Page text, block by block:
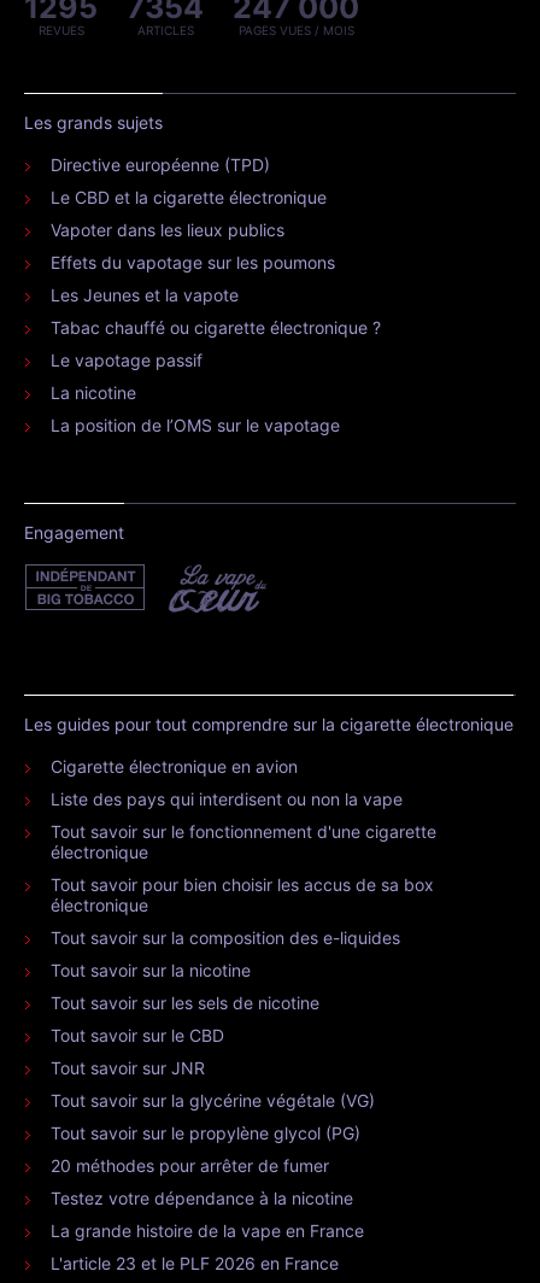
REVUES ARTICLES PAGES VUES / MOIS
Les grands sujets
Directive européenne (TPD)
Le CBD et la cigarette électronique
Vapoter dans les lieux publics
Effets du vapotage sur les poumons
Les Jeunes et la vapote
Tabac chauffé ou cigarette électronique ?
Le vapotage passif
La nicotine
La position de l’OMS sur le vapotage
Engagement
Les guides pour tout comprendre sur la cigarette électronique
Cigarette électronique en avion
Liste des pays qui interdisent ou non la vape
Tout savoir sur le fonctionnement d'une cigarette
électronique
Tout savoir pour bien choisir les accus de sa box
électronique
Tout savoir sur la composition des e-liquides
Tout savoir sur la nicotine
Tout savoir sur les sels de nicotine
Tout savoir sur le CBD
Tout savoir sur JNR
Tout savoir sur la glycérine végétale (VG)
Tout savoir sur le propylène glycol (PG)
20 méthodes pour arrêter de fumer
Testez votre dépendance à la nicotine
La grande histoire de la vape en France
L'article 23 et le PLF 2026 en France